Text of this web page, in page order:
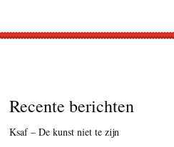
Recente berichten
Ksaf – De kunst niet te zijn